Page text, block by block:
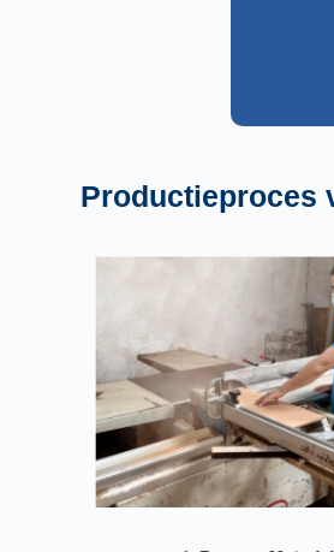
Productieproces